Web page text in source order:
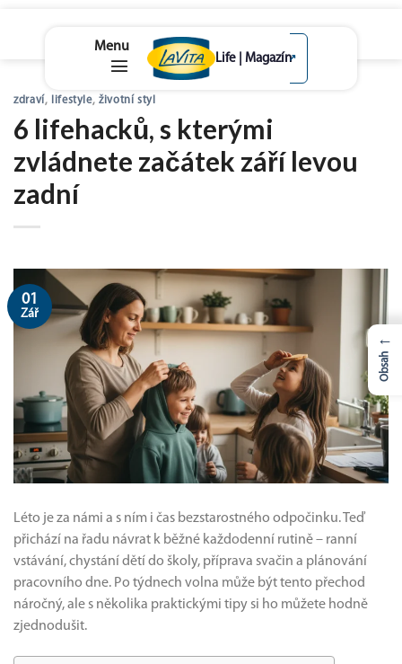
content
lavita.cz
↗
zdraví, lifestyle, životní styl
6 lifehacků, s kterými
zvládnete začátek září levou
zadní
01
Zář
Léto je za námi a s ním i čas bezstarostného odpočinku. Teď
přichází na řadu návrat k běžné každodenní rutině – ranní
vstávání, chystání dětí do školy, příprava svačin a plánování
pracovního dne. Po týdnech volna může být tento přechod
náročný, ale s několika praktickými tipy si ho můžete hodně
zjednodušit.
←
Obsah